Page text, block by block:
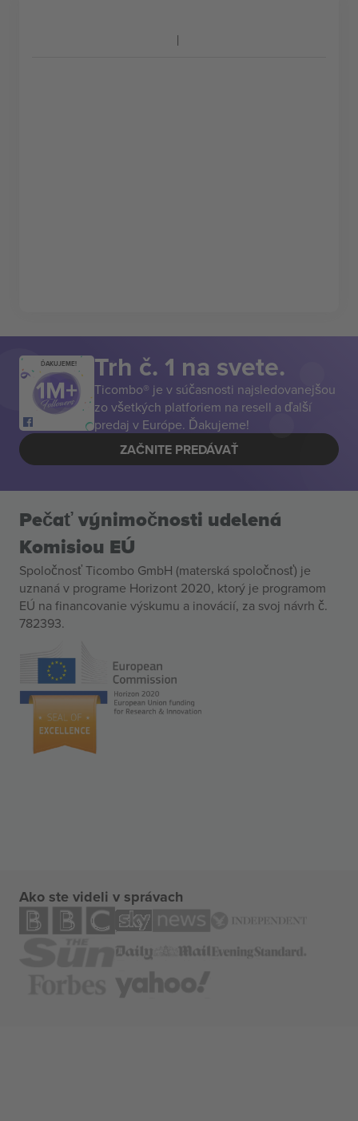
ĎAKUJEME! Trh č. 1 na svete.
Ticombo® je v súčasnosti najsledovanejšou
zo všetkých platforiem na resell a ďalší
predaj v Európe. Ďakujeme!
ZAČNITE PREDÁVAŤ
Pečať výnimočnosti udelená
Komisiou EÚ
Spoločnosť Ticombo GmbH (materská spoločnosť) je
uznaná v programe Horizont 2020, ktorý je programom
EÚ na financovanie výskumu a inovácií, za svoj návrh č.
782393.
Ako ste videli v správach